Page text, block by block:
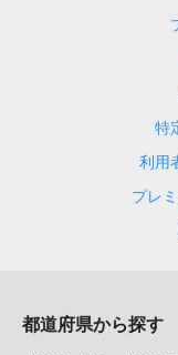
特
利用
プレ
都道府県から探す